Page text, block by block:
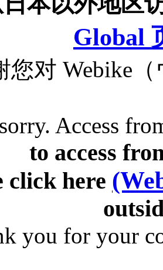
Global
您对 Webike
Access
to access
click here
you for your